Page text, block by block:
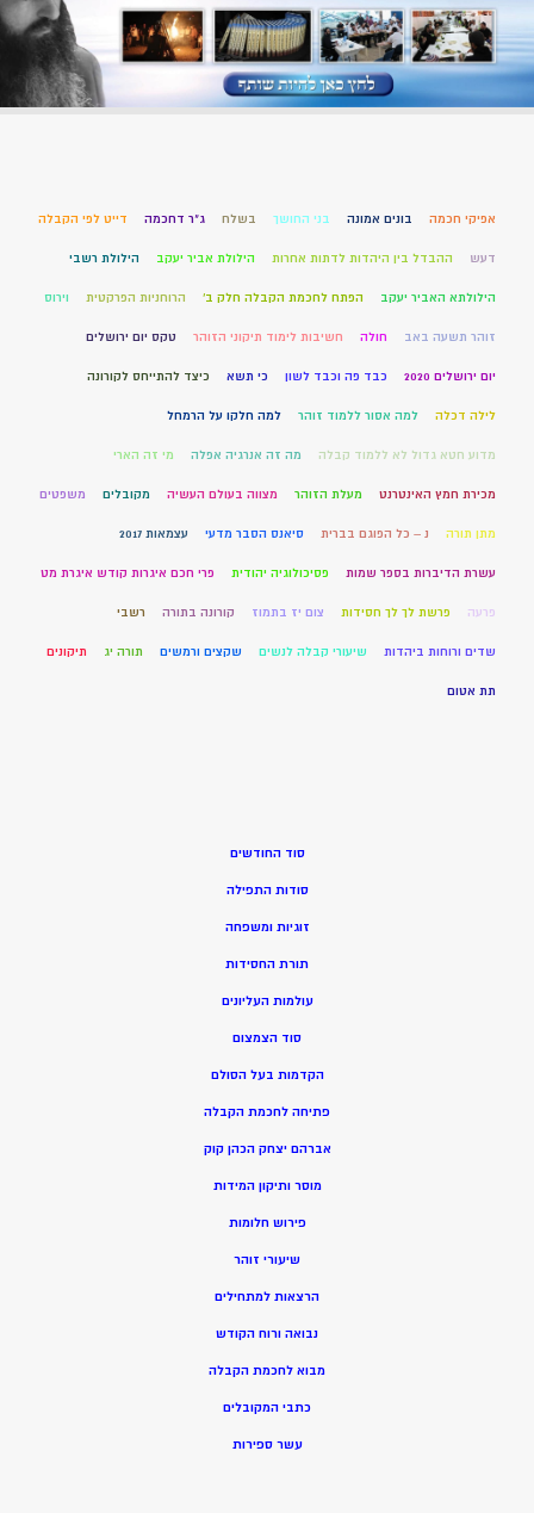
אפיקי חכמה בונים אמונה בני החושך בשלח ג"ר דחכמה דייט לפי הקבלה
דעש ההבדל בין היהדות לדתות אחרות הילולת אביר יעקב הילולת רשבי
הילולתא האביר יעקב הפתח לחכמת הקבלה חלק ב' הרוחניות הפרקטית וירוס
זוהר תשעה באב חולה חשיבות לימוד תיקוני הזוהר טקס יום ירושלים
יום ירושלים 2020 כבד פה וכבד לשון כי תשא כיצד להתייחס לקורונה
לילה דכלה למה אסור ללמוד זוהר למה חלקו על הרמחל
מדוע חטא גדול לא ללמוד קבלה מה זה אנרגיה אפלה מי זה הארי
מכירת חמץ האינטרנט מעלת הזוהר מצווה בעולם העשיה מקובלים משפטים
מתן תורה נ – כל הפוגם בברית סיאנס הסבר מדעי עצמאות 2017
עשרת הדיברות בספר שמות פסיכולוגיה יהודית פרי חכם איגרות קודש איגרת מט
פרעה פרשת לך לך חסידות צום יז בתמוז קורונה בתורה רשבי
שדים ורוחות ביהדות שיעורי קבלה לנשים שקצים ורמשים תורה יג תיקונים
תת אטום
סוד החודשים
סודות התפילה
זוגיות ומשפחה
תורת החסידות
עולמות העליונים
סוד הצמצום
הקדמות בעל הסולם
פתיחה לחכמת הקבלה
אברהם יצחק הכהן קוק
מוסר ותיקון המידות
פירוש חלומות
שיעורי זוהר
הרצאות למתחילים
נבואה ורוח הקודש
מבוא לחכמת הקבלה
כתבי המקובלים
עשר ספירות